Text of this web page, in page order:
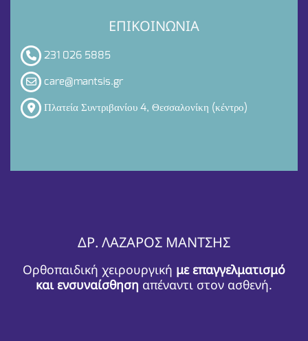
ΕΠΙΚΟΙΝΩΝΙΑ
231 026 5885
care@mantsis.gr
Πλατεία Συντριβανίου 4, Θεσσαλονίκη (κέντρο)
ΔΡ. ΛΑΖΑΡΟΣ ΜΑΝΤΣΗΣ
Ορθοπαιδική χειρουργική με επαγγελματισμό
και ενσυναίσθηση απέναντι στον ασθενή.